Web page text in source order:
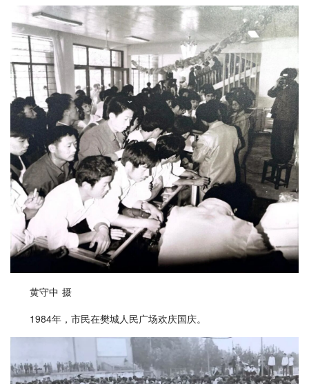
黄守中 摄
1984年，市民在樊城人民广场欢庆国庆。